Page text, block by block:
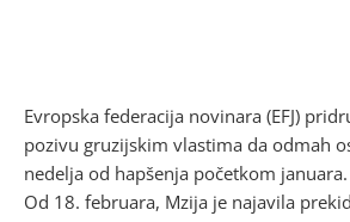
Evropska federacija novinara (EFJ)
pozivu gruzijskim vlastima da odmah
nedelja od hapšenja početkom januara.
Od 18. februara, Mzija je najavila